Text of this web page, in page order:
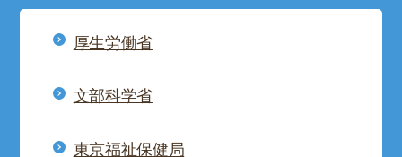
厚生労働省
文部科学省
東京福祉保健局